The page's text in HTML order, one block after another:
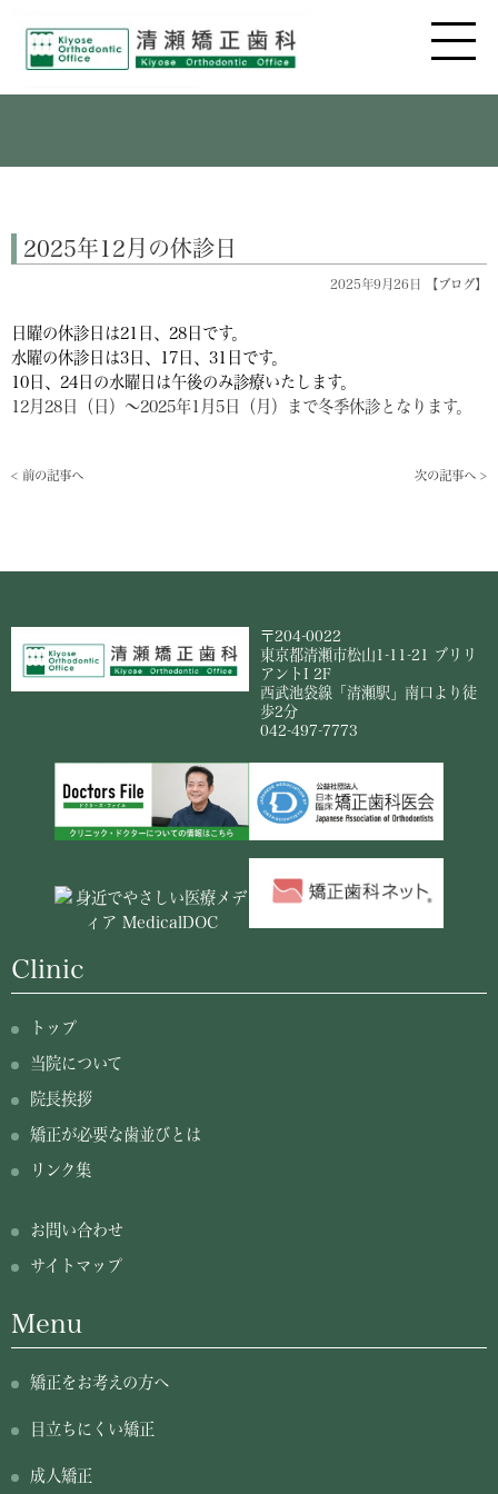
2025年12月の休診日
2025年9月26日 【 ブログ】
日曜の休診日は21日、28 日です。
水曜の休診日は3日、17日、31日 です。
10日、24日の水曜日は午後のみ診療いたします。
12月28日（日）～2025年1月5日（月）まで冬季休診となります。
< 前の記事へ 次の記事へ >
〒204-0022
東京都清瀬市松山1-11-21 ブリリ
アントI 2F
西武池袋線「清瀬駅」南口より徒
歩2分
042-497-7773
Clinic
トップ
当院について
院長挨拶
矯正が必要な歯並びとは
リンク集
お問い合わせ
サイトマップ
Menu
矯正をお考えの方へ
目立ちにくい矯正
成人矯正